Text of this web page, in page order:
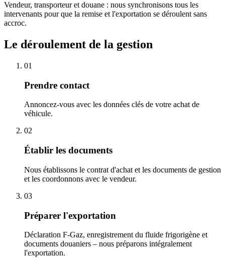
Vendeur, transporteur et douane : nous synchronisons tous les
intervenants pour que la remise et l'exportation se déroulent sans
accroc.
Le déroulement de la gestion
01
Prendre contact
Annoncez-vous avec les données clés de votre achat de
véhicule.
02
Établir les documents
Nous établissons le contrat d'achat et les documents de gestion
et les coordonnons avec le vendeur.
03
Préparer l'exportation
Déclaration F-Gaz, enregistrement du fluide frigorigène et
documents douaniers – nous préparons intégralement
l'exportation.